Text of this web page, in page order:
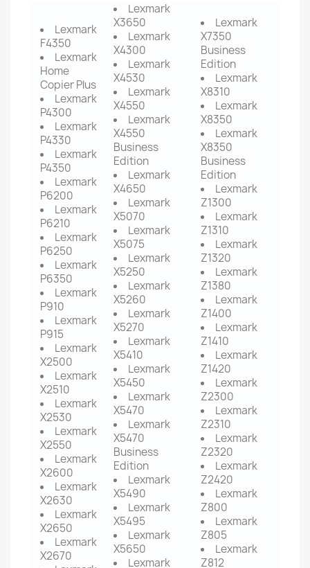
Lexmark
F4350
Lexmark
Home
Copier Plus
Lexmark
P4300
Lexmark
P4330
Lexmark
P4350
Lexmark
P6200
Lexmark
P6210
Lexmark
P6250
Lexmark
P6350
Lexmark
P910
Lexmark
P915
Lexmark
X2500
Lexmark
X2510
Lexmark
X2530
Lexmark
X2550
Lexmark
X2600
Lexmark
X2630
Lexmark
X2650
Lexmark
X2670
Lexmark
X3650
Lexmark
X4300
Lexmark
X4530
Lexmark
X4550
Lexmark
X4550
Business
Edition
Lexmark
X4650
Lexmark
X5070
Lexmark
X5075
Lexmark
X5250
Lexmark
X5260
Lexmark
X5270
Lexmark
X5410
Lexmark
X5450
Lexmark
X5470
Lexmark
X5470
Business
Edition
Lexmark
X5490
Lexmark
X5495
Lexmark
X5650
Lexmark
Lexmark
X7350
Business
Edition
Lexmark
X8310
Lexmark
X8350
Lexmark
X8350
Business
Edition
Lexmark
Z1300
Lexmark
Z1310
Lexmark
Z1320
Lexmark
Z1380
Lexmark
Z1400
Lexmark
Z1410
Lexmark
Z1420
Lexmark
Z2300
Lexmark
Z2310
Lexmark
Z2320
Lexmark
Z2420
Lexmark
Z800
Lexmark
Z805
Lexmark
Z812